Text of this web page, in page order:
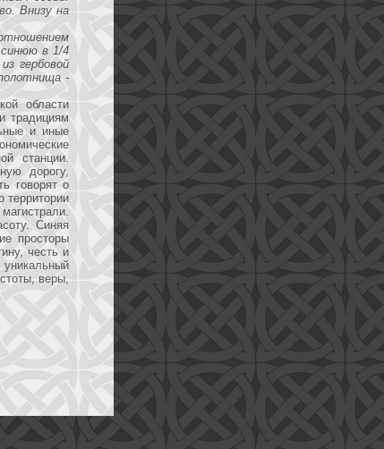
Внизу на
синюю в 1/4
гербовой
-
области
традициям
и иные
станции.
дорогу,
говорят о
территории
Синяя
просторы
честь и
веры,